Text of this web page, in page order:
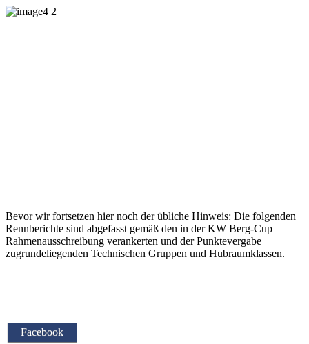
Bevor wir fortsetzen hier noch der übliche Hinweis: Die folgenden
Rennberichte sind abgefasst gemäß den in der KW Berg-Cup
Rahmenausschreibung verankerten und der Punktevergabe
zugrundeliegenden Technischen Gruppen und Hubraumklassen.
Facebook